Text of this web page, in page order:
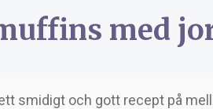
med
smidigt och gott recept på